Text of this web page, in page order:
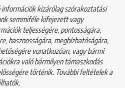
kizárólag szórakoztatási
semmiféle kifejezett vagy
teljességére, pontosságára,
hasznosságára, megbízhatóságára,
vonatkozóan, vagy bármi
való bármilyen támaszkodás
történik. További feltételek a